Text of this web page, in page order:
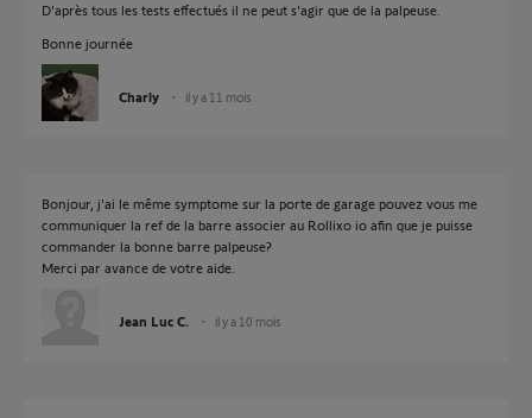
D'après tous les tests effectués il ne peut s'agir que de la palpeuse.
Bonne journée
Charly il y a 11 mois
Bonjour, j'ai le même symptome sur la porte de garage pouvez vous me
communiquer la ref de la barre associer au Rollixo io afin que je puisse
commander la bonne barre palpeuse?
Merci par avance de votre aide.
Jean Luc C. il y a 10 mois